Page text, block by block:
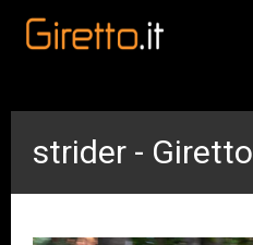
strider - Giretto